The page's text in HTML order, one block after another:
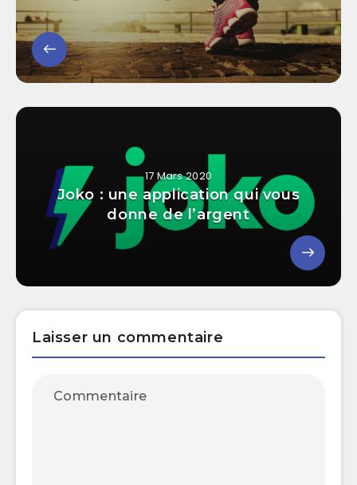
17 Mars 2020
Joko : une application qui vous
donne de l’argent
Laisser un commentaire